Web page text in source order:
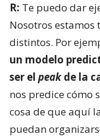
R: Te puedo dar
Nosotros estamos
distintos. Por
un modelo
ser el peakde la
nos predice cómo
cosa de que aquí
puedan